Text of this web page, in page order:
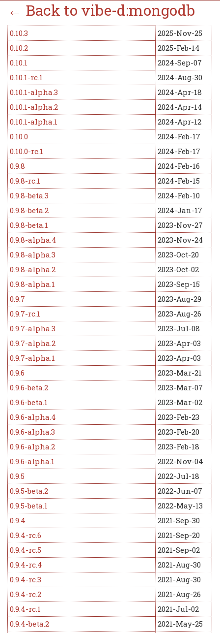
← Back to vibe-d:mongodb
0.10.3
2025-Nov-25
0.10.2
2025-Feb-14
0.10.1
2024-Sep-07
0.10.1-rc.1
2024-Aug-30
0.10.1-alpha.3
2024-Apr-18
0.10.1-alpha.2
2024-Apr-14
0.10.1-alpha.1
2024-Apr-12
0.10.0
2024-Feb-17
0.10.0-rc.1
2024-Feb-17
0.9.8
2024-Feb-16
0.9.8-rc.1
2024-Feb-15
0.9.8-beta.3
2024-Feb-10
0.9.8-beta.2
2024-Jan-17
0.9.8-beta.1
2023-Nov-27
0.9.8-alpha.4
2023-Nov-24
0.9.8-alpha.3
2023-Oct-20
0.9.8-alpha.2
2023-Oct-02
0.9.8-alpha.1
2023-Sep-15
0.9.7
2023-Aug-29
0.9.7-rc.1
2023-Aug-26
0.9.7-alpha.3
2023-Jul-08
0.9.7-alpha.2
2023-Apr-03
0.9.7-alpha.1
2023-Apr-03
0.9.6
2023-Mar-21
0.9.6-beta.2
2023-Mar-07
0.9.6-beta.1
2023-Mar-02
0.9.6-alpha.4
2023-Feb-23
0.9.6-alpha.3
2023-Feb-20
0.9.6-alpha.2
2023-Feb-18
0.9.6-alpha.1
2022-Nov-04
0.9.5
2022-Jul-18
0.9.5-beta.2
2022-Jun-07
0.9.5-beta.1
2022-May-13
0.9.4
2021-Sep-30
0.9.4-rc.6
2021-Sep-20
0.9.4-rc.5
2021-Sep-02
0.9.4-rc.4
2021-Aug-30
0.9.4-rc.3
2021-Aug-30
0.9.4-rc.2
2021-Aug-26
0.9.4-rc.1
2021-Jul-02
0.9.4-beta.2
2021-May-25